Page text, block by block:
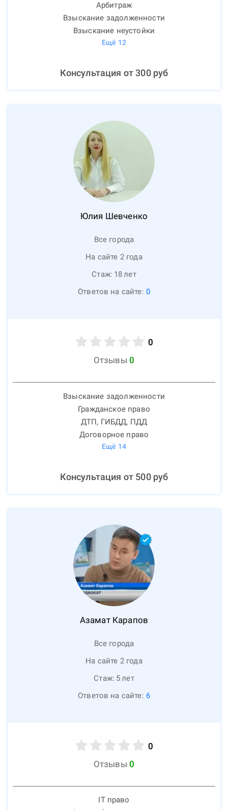
Арбитраж
Взыскание задолженности
Взыскание неустойки
Ещё 12
Консультация от300руб
Юлия Шевченко
Все города
На сайте 2 года
Стаж: 18лет
Ответов на сайте: 0
0
Отзывы 0
Взыскание задолженности
Гражданское право
ДТП, ГИБДД, ПДД
Договорное право
Ещё 14
Консультация от 500руб
Азамат Карапов
Все города
На сайте 2 года
Стаж: 5лет
Ответов на сайте: 6
0
Отзывы 0
IT право